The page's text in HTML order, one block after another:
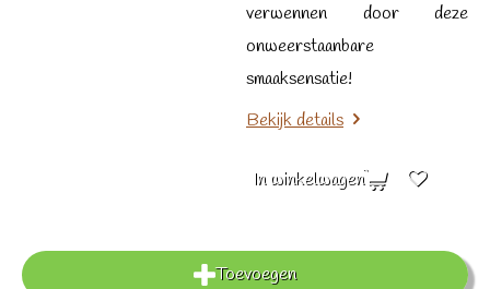
verwennen door deze
onweerstaanbare
smaaksensatie!
Bekijk details
In winkelwagen
Toevoegen